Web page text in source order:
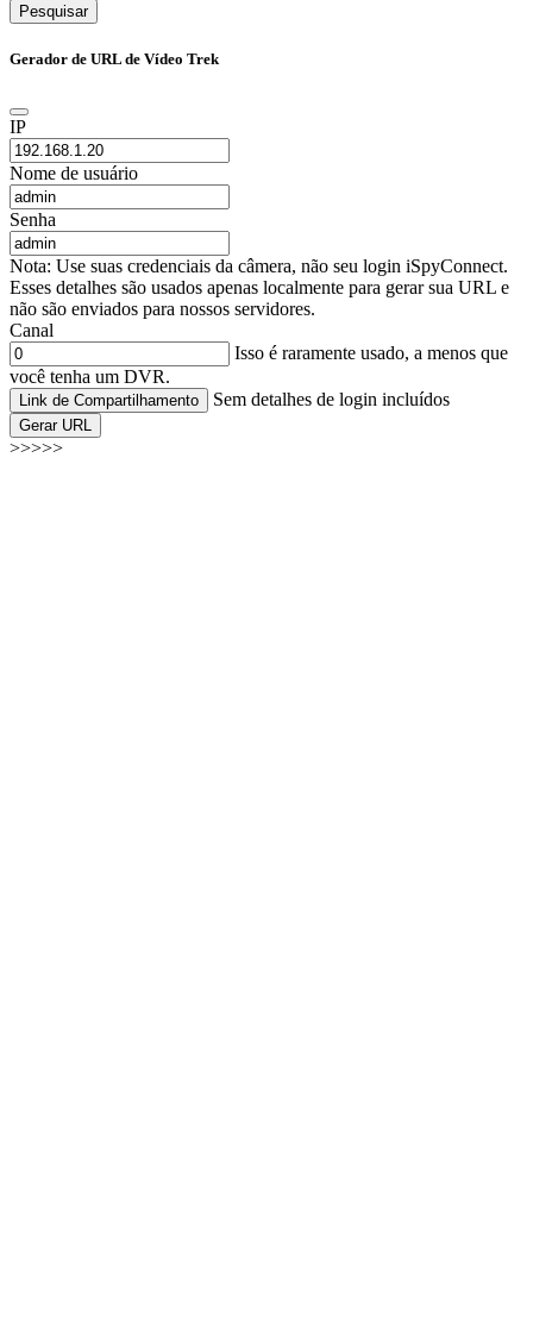
Pesquisar
Gerador de URL de Vídeo Trek
IP
Nome de usuário
Senha
Nota: Use suas credenciais da câmera, não seu login iSpyConnect.
Esses detalhes são usados apenas localmente para gerar sua URL e
não são enviados para nossos servidores.
Canal
Isso é raramente usado, a menos que
você tenha um DVR.
Link de Compartilhamento Sem detalhes de login incluídos
Gerar URL
>>>>>